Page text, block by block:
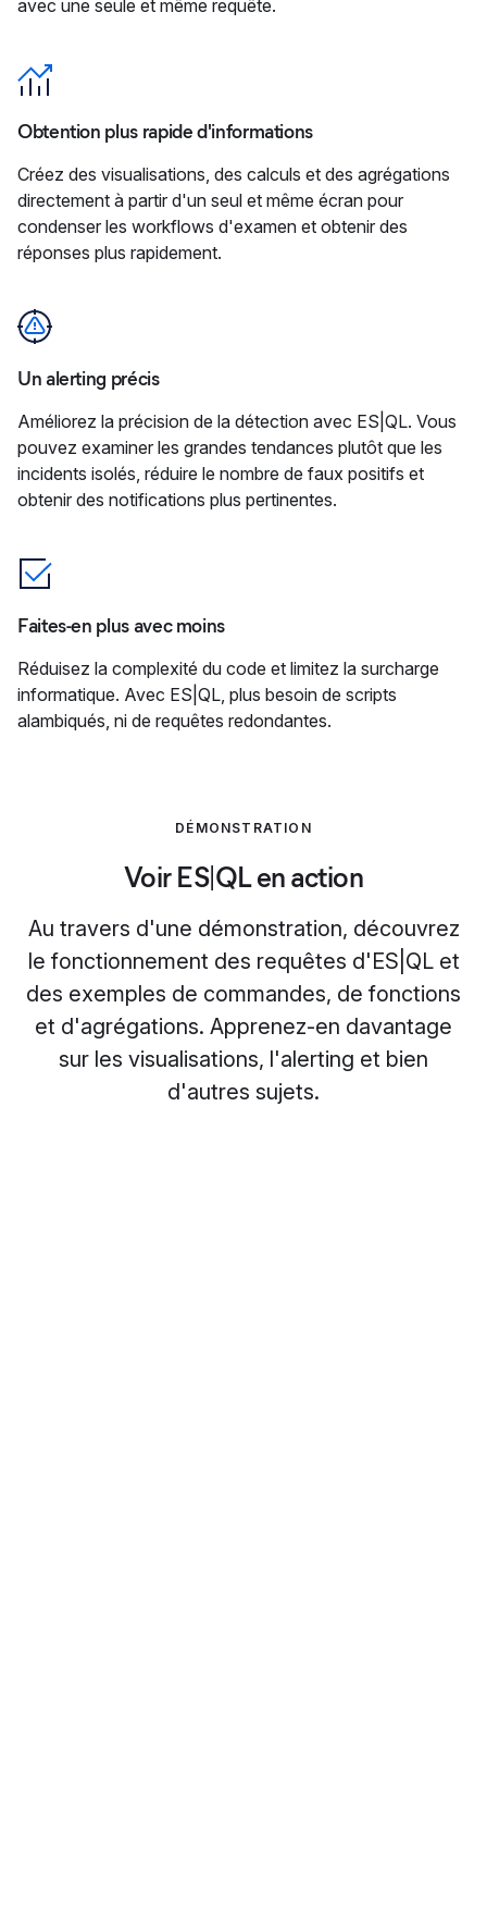
avec une seule et même requête.
Obtention plus rapide d'informations
Créez des visualisations, des calculs et des agrégations
directement à partir d'un seul et même écran pour
condenser les workflows d'examen et obtenir des
réponses plus rapidement.
Un alerting précis
Améliorez la précision de la détection avec ES|QL. Vous
pouvez examiner les grandes tendances plutôt que les
incidents isolés, réduire le nombre de faux positifs et
obtenir des notifications plus pertinentes.
Faites-en plus avec moins
Réduisez la complexité du code et limitez la surcharge
informatique. Avec ES|QL, plus besoin de scripts
alambiqués, ni de requêtes redondantes.
DÉMONSTRATION
Voir ES|QL en action
Au travers d'une démonstration, découvrez
le fonctionnement des requêtes d'ES|QL et
des exemples de commandes, de fonctions
et d'agrégations. Apprenez-en davantage
sur les visualisations, l'alerting et bien
d'autres sujets.